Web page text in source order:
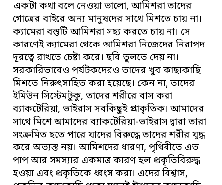
একটা কথা বলে নেওয়া ভালো, আমিশরা তাদের
গোত্রের বাইরে অন্য মানুষদের সাথে মিশতে চায় না।
ক্যামেরা বস্তুটি আমিশরা সহ্য করতে চায় না। সে
কারণেই ক্যামেরা থেকে আমিশরা নিজেদের নিরাপদ
দূরত্বে রাখতে চেষ্টা করে। ছবি তুলতে দেয় না।
সরকারিভাবেও পর্যটকদেরও তাদের খুব কাছাকাছি
মিশতে নিরুৎসাহিত করা হয়েছে। কেন না, তাদের
ইমিউন সিস্টেমটুকু, তাদের শরীরে বাস করা
ব্যাকটেরিয়া, ভাইরাস সবকিছুই প্রাকৃতিক। আমাদের
সাথে মিশে আমাদের ব্যাকটেরিয়া-ভাইরাস দ্বারা তারা
সংক্রমিত হতে পারে যাদের বিরুদ্ধে তাদের শরীর যুদ্ধ
করে অভ্যস্ত নয়। আমিশদের ধারণা, পৃথিবীতে এত
পাপ আর সমস্যার একমাত্র কারণ হল প্রকৃতিবিরুদ্ধ
হওয়া এবং প্রকৃতিকে ধ্বংস করা। এদের বিশ্বাস,